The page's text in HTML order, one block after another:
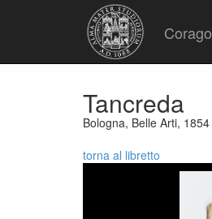
Corago
Tancreda
Bologna, Belle Arti, 1854
torna al libretto